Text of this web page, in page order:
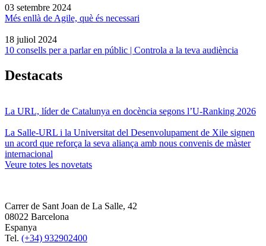
03 setembre 2024
Més enllà de Agile, què és necessari
18 juliol 2024
10 consells per a parlar en públic | Controla a la teva audiència
Destacats
La URL, líder de Catalunya en docència segons l’U-Ranking 2026
La Salle-URL i la Universitat del Desenvolupament de Xile signen
un acord que reforça la seva aliança amb nous convenis de màster
internacional
Veure totes les novetats
Carrer de Sant Joan de La Salle, 42
08022 Barcelona
Espanya
Tel. (+34) 932902400